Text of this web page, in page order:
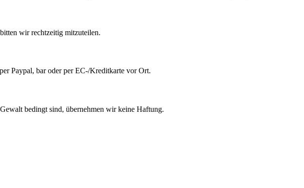
wir rechtzeitig mitzuteilen.
Paypal, bar oder per EC-/Kreditkarte vor Ort.
bedingt sind, übernehmen wir keine Haftung.